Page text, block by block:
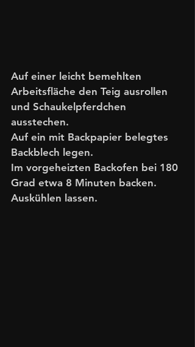
Auf einer leicht bemehlten
Arbeitsfläche den Teig ausrollen
und Schaukelpferdchen
ausstechen.
Auf ein mit Backpapier belegtes
Backblech legen.
Im vorgeheizten Backofen bei 180
Grad etwa 8 Minuten backen.
Auskühlen lassen.